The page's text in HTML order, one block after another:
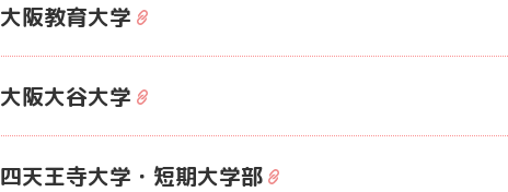
大阪教育大学
大阪大谷大学
四天王寺大学・短期大学部